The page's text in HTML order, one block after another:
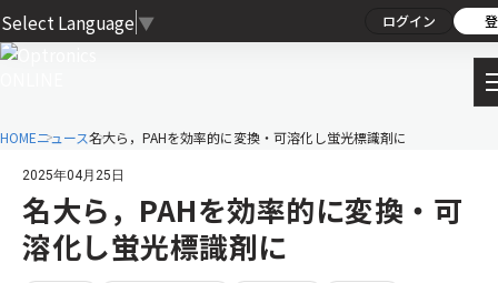
Select Language ▼ ログイン
HOMEニュース名大ら，PAHを効率的に変換・可溶化し蛍光標識剤に
2025年04月25日
名大ら，PAHを効率的に変換・可
溶化し蛍光標識剤に